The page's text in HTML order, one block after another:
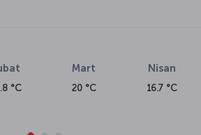
°C
Mart
20 °C
Nisan
16.7 °C